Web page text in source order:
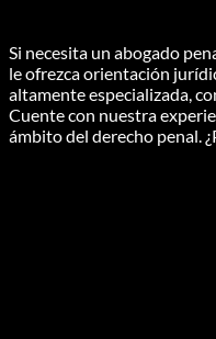
Si necesita un abogado
le ofrezca orientación
altamente especializada,
Cuente con nuestra
ámbito del derecho penal.